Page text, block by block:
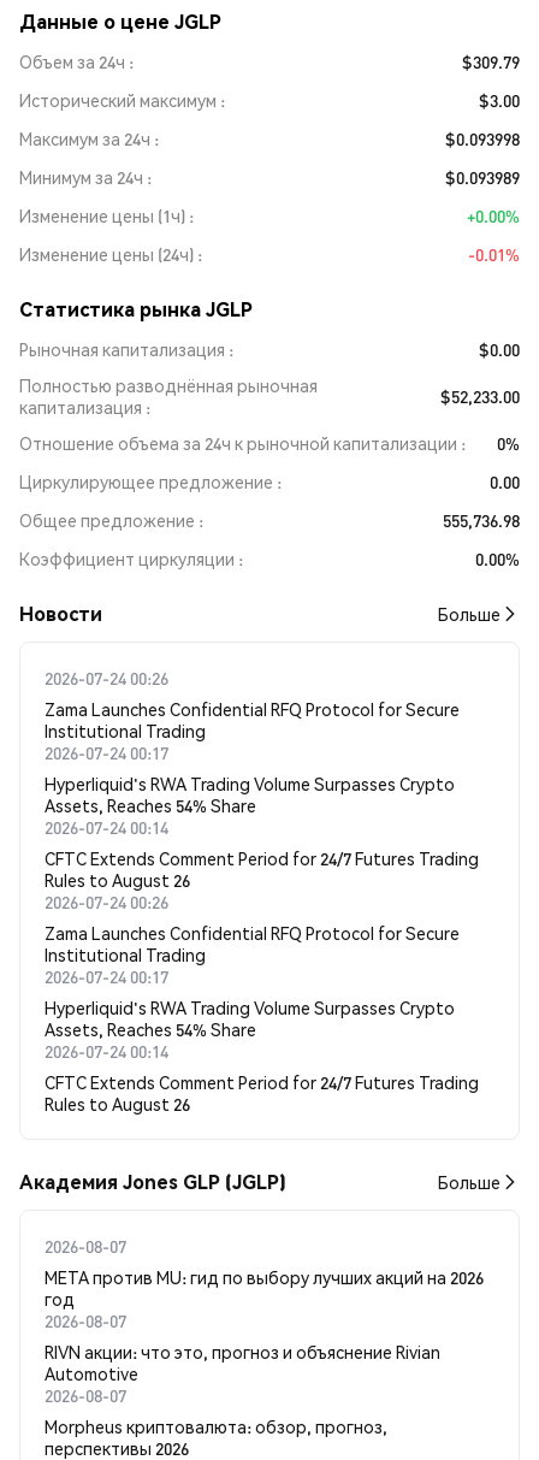
Данные о цене JGLP
Объем за 24ч
$309.79
Исторический максимум
$3.00
Максимум за 24ч
$0.093998
Минимум за 24ч
$0.093989
Изменение цены (1ч)
+0.00%
Изменение цены (24ч)
-0.01%
Статистика рынка JGLP
Рыночная капитализация
$0.00
Полностью разводнённая рыночная
капитализация
$52,233.00
Отношение объема за 24ч к рыночной капитализации
0%
Циркулирующее предложение
0.00
Общее предложение
555,736.98
Коэффициент циркуляции
0.00%
Новости Больше
2026-07-24 00:26
Zama Launches Confidential RFQ Protocol for Secure
Institutional Trading
2026-07-24 00:17
Hyperliquid's RWA Trading Volume Surpasses Crypto
Assets, Reaches 54% Share
2026-07-24 00:14
CFTC Extends Comment Period for 24/7 Futures Trading
Rules to August 26
2026-07-24 00:26
Zama Launches Confidential RFQ Protocol for Secure
Institutional Trading
2026-07-24 00:17
Hyperliquid's RWA Trading Volume Surpasses Crypto
Assets, Reaches 54% Share
2026-07-24 00:14
CFTC Extends Comment Period for 24/7 Futures Trading
Rules to August 26
Академия Jones GLP (JGLP) Больше
2026-08-07
META против MU: гид по выбору лучших акций на 2026
год
2026-08-07
RIVN акции: что это, прогноз и объяснение Rivian
Automotive
2026-08-07
Morpheus криптовалюта: обзор, прогноз,
перспективы 2026